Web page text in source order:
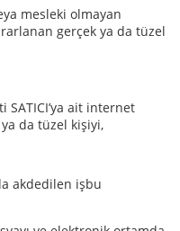
mesleki olmayan
gerçek ya da tüzel
SATICI’ya ait internet
da tüzel kişiyi,
akdedilen işbu